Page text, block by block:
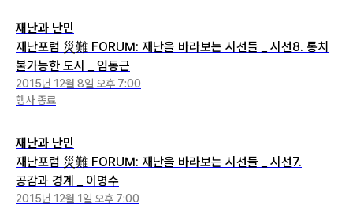
재난과 난민
재난포럼 災難 FORUM: 재난을 바라보는 시선들 _ 시선8. 통치
불가능한 도시 _ 임동근
2015년 12월 8일 오후 7:00
행사 종료
재난과 난민
재난포럼 災難 FORUM: 재난을 바라보는 시선들 _ 시선7.
공감과 경계 _ 이명수
2015년 12월 1일 오후 7:00